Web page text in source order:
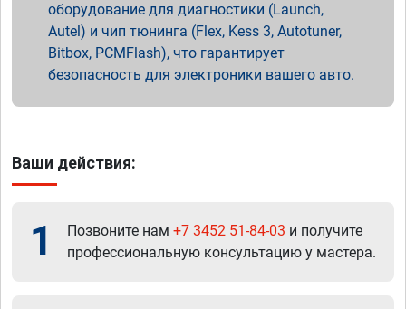
оборудование для диагностики (Launch,
Autel) и чип тюнинга (Flex, Kess 3, Autotuner,
Bitbox, PCMFlash), что гарантирует
безопасность для электроники вашего авто.
Ваши действия:
1 Позвоните нам +7 3452 51-84-03 и получите
профессиональную консультацию у мастера.